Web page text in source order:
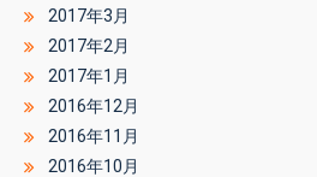
2017年3月
2017年2月
2017年1月
2016年12月
2016年11月
2016年10月